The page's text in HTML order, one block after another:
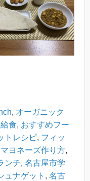
, オーガニック
食, おすすめフー
トレシピ, フィッ
マヨネーズ作り方,
ンチ, 名古屋市学
ュナゲット , 名古